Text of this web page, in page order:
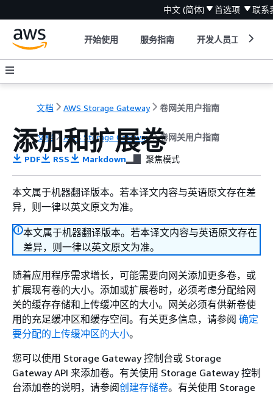
中文 (简体) 首选项 联系
开始使用 服务指南 开发人员工具
文档 AWS Storage Gateway 卷网关用户指南
文档 AWS Storage Gateway 卷网关用户指南
添加和扩展卷
PDF RSS Markdown 聚焦模式
本文属于机器翻译版本。若本译文内容与英语原文存在差
异，则一律以英文原文为准。
本文属于机器翻译版本。若本译文内容与英语原文存在
差异，则一律以英文原文为准。
随着应用程序需求增长，可能需要向网关添加更多卷，或
扩展现有卷的大小。添加或扩展卷时，必须考虑分配给网
关的缓存存储和上传缓冲区的大小。网关必须有供新卷使
用的充足缓冲区和缓存空间。有关更多信息，请参阅 确定
要分配的上传缓冲区的大小。
您可以使用 Storage Gateway 控制台或 Storage
Gateway API 来添加卷。有关使用 Storage Gateway 控制
台添加卷的说明，请参阅创建存储卷。有关使用 Storage